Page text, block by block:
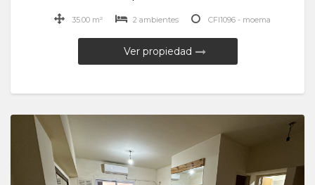
35.00 m² 2 ambientes CFI1096 - moema
Ver propiedad